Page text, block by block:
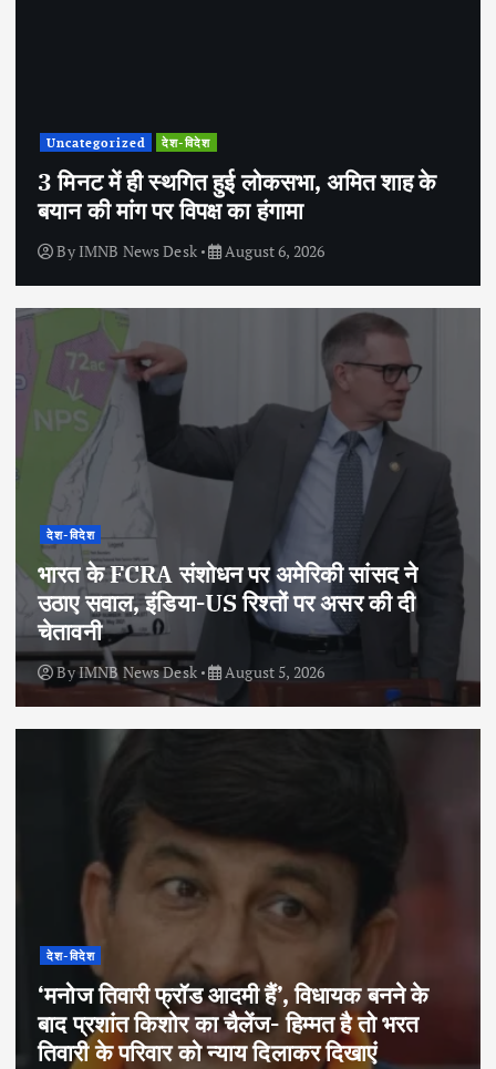
Uncategorized देश-विदेश
3 मिनट में ही स्थगित हुई लोकसभा, अमित शाह के
बयान की मांग पर विपक्ष का हंगामा
By IMNB News Desk August 6, 2026
देश-विदेश
भारत के FCRA संशोधन पर अमेरिकी सांसद ने
उठाए सवाल, इंडिया-US रिश्तों पर असर की दी
चेतावनी
ByIMNB News Desk August 5, 2026
देश-विदेश
‘मनोज तिवारी फ्रॉड आदमी हैं’, विधायक बनने के
बाद प्रशांत किशोर का चैलेंज- हिम्मत है तो भरत
तिवारी के परिवार को न्याय दिलाकर दिखाएं